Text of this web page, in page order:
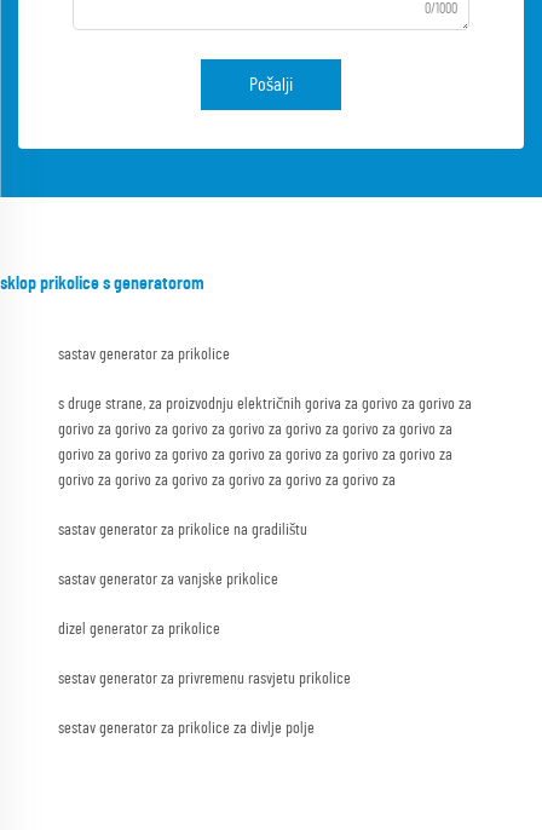
0/1000
Pošalji
sklop prikolice s generatorom
sastav generator za prikolice
s druge strane, za proizvodnju električnih goriva za gorivo za gorivo za
gorivo za gorivo za gorivo za gorivo za gorivo za gorivo za gorivo za
gorivo za gorivo za gorivo za gorivo za gorivo za gorivo za gorivo za
gorivo za gorivo za gorivo za gorivo za gorivo za gorivo za
sastav generator za prikolice na gradilištu
sastav generator za vanjske prikolice
dizel generator za prikolice
sestav generator za privremenu rasvjetu prikolice
sestav generator za prikolice za divlje polje